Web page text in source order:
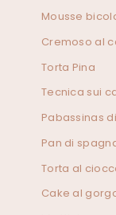
Mousse
Cremoso al
Torta Pina
Tecnica sui
Pabassinas
Pan di
Torta al
Cake al